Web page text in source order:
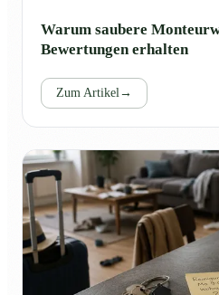
Warum saubere
Bewertungen erhalten
Zum Artikel→